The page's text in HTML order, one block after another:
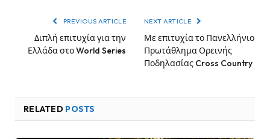
PREVIOUS ARTICLE
Διπλή επιτυχία για την
Ελλάδα στο World Series
NEXT ARTICLE
Με επιτυχία το Πανελλήνιο
Πρωτάθλημα Ορεινής
Ποδηλασίας Cross Country
RELATED POSTS